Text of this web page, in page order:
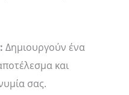
Δημιουργούν ένα
και
σας.